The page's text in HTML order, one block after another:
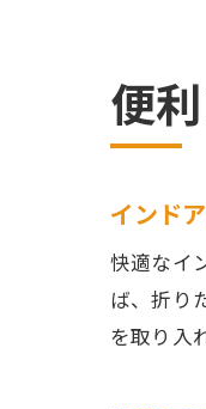
便
インド
快適なイ
ば、折り
を取り入